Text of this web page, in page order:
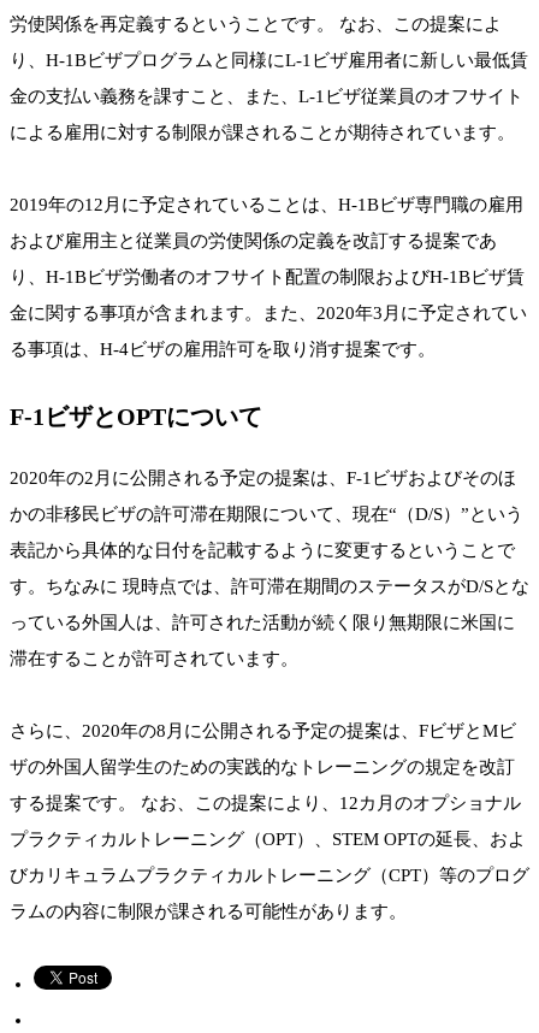
労使関係を再定義するということです。 なお、この提案によ
り、H-1Bビザプログラムと同様にL-1ビザ雇用者に新しい最低賃
金の支払い義務を課すこと、また、L-1ビザ従業員のオフサイト
による雇用に対する制限が課されることが期待されています。
2019年の12月に予定されていることは、H-1Bビザ専門職の雇用
および雇用主と従業員の労使関係の定義を改訂する提案であ
り、H-1Bビザ労働者のオフサイト配置の制限およびH-1Bビザ賃
金に関する事項が含まれます。また、2020年3月に予定されてい
る事項は、H-4ビザの雇用許可を取り消す提案です。
F-1ビザとOPTについて
2020年の2月に公開される予定の提案は、F-1ビザおよびそのほ
かの非移民ビザの許可滞在期限について、現在“（D/S）”という
表記から具体的な日付を記載するように変更するということで
す。ちなみに 現時点では、許可滞在期間のステータスがD/Sとな
っている外国人は、許可された活動が続く限り無期限に米国に
滞在することが許可されています。
さらに、2020年の8月に公開される予定の提案は、FビザとMビ
ザの外国人留学生のための実践的なトレーニングの規定を改訂
する提案です。 なお、この提案により、12カ月のオプショナル
プラクティカルトレーニング（OPT）、STEM OPTの延長、およ
びカリキュラムプラクティカルトレーニング（CPT）等のプログ
ラムの内容に制限が課される可能性があります。